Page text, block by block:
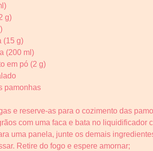
g)
(15 g)
(200 ml)
em pó (2 g)
pamonhas
e reserve-as para o cozimento das
com uma faca e bata no liquidificador
uma panela, junte os demais
Retire do fogo e espere amornar;